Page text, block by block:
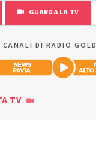
GUARDA LA TV
DI RADIO GOLD
TV